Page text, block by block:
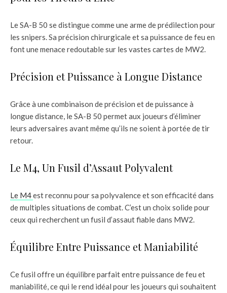
Le SA-B 50 se distingue comme une arme de prédilection pour
les snipers. Sa précision chirurgicale et sa puissance de feu en
font une menace redoutable sur les vastes cartes de MW2.
Précision et Puissance à Longue Distance
Grâce à une combinaison de précision et de puissance à
longue distance, le SA-B 50 permet aux joueurs d’éliminer
leurs adversaires avant même qu’ils ne soient à portée de tir
retour.
Le M4, Un Fusil d’Assaut Polyvalent
Le M4est reconnu pour sa polyvalence et son efficacité dans
de multiples situations de combat. C’est un choix solide pour
ceux qui recherchent un fusil d’assaut fiable dans MW2.
Équilibre Entre Puissance et Maniabilité
Ce fusil offre un équilibre parfait entre puissance de feu et
maniabilité, ce qui le rend idéal pour les joueurs qui souhaitent